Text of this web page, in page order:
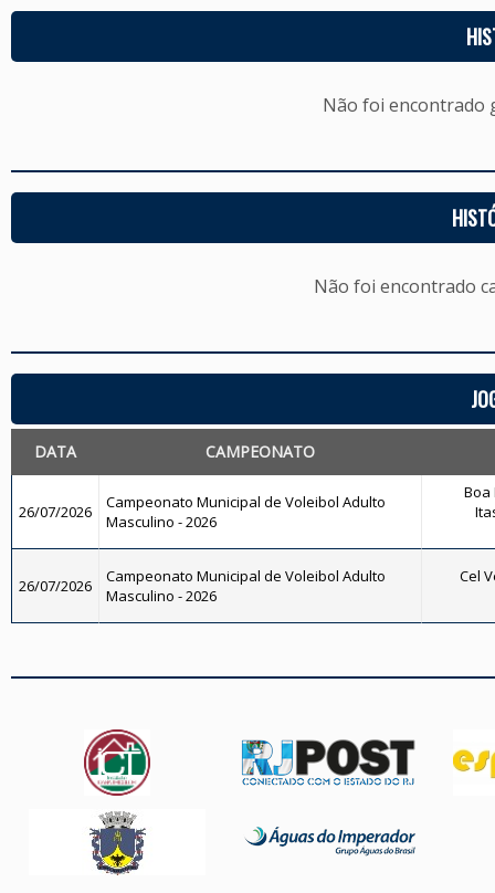
Não foi encontrado
Não foi encontrado
DATA CAMPEONATO
26/07/2026
Campeonato Municipal de Voleibol Adulto
Masculino - 2026
Boa
26/07/2026
Campeonato Municipal de Voleibol Adulto
Masculino - 2026
Cel